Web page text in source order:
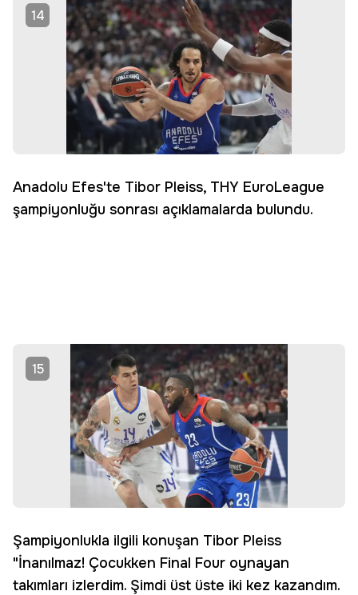
14
Anadolu Efes'te Tibor Pleiss, THY EuroLeague
şampiyonluğu sonrası açıklamalarda bulundu.
15
Şampiyonlukla ilgili konuşan Tibor Pleiss
"İnanılmaz! Çocukken Final Four oynayan
takımları izlerdim. Şimdi üst üste iki kez kazandım.